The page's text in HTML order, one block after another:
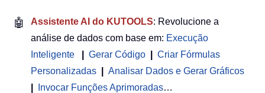
🤖 Assistente AI do KUTOOLS: Revolucione a
análise de dados com base em: Execução
Inteligente
Gerar Código
Criar Fórmulas
Personalizadas
Analisar Dados e Gerar Gráficos
Invocar Funções Aprimoradas…